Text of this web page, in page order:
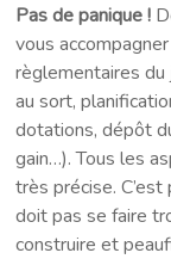
Pas de panique !
vous
règlementaires du
au sort,
dotations, dépôt
gain…). Tous les
très précise.
doit pas se faire
construire et